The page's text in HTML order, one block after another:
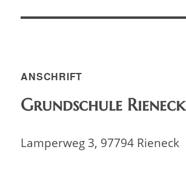
ANSCHRIFT
Grundschule Rieneck
Lamperweg 3, 97794 Rieneck